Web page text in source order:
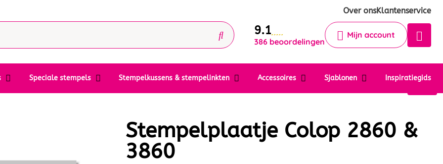
Over onsKlantenservice
9.1
386 beoordelingen
Mijn account
Speciale stempels Stempelkussens & stempelinkten Accessoires Sjablonen Inspiratiegids
Krijg een antwoord op uw vraag
Chat 24/7 met onze chatbot voor
Contact
Stempelplaatje Colop 2860 &
3860